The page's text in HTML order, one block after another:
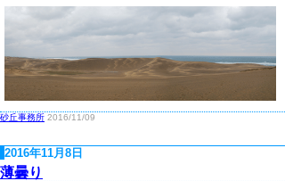
砂丘事務所 2016/11/09
2016年11月8日
薄曇り